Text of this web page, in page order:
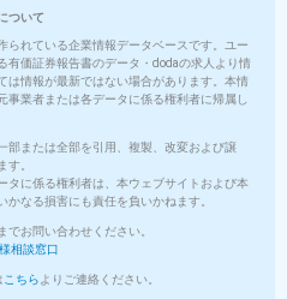
ついて
られている企業情報データベースです。ユー
有価証券報告書のデータ・dodaの求人より情
は情報が最新ではない場合があります。本情
業者または各データに係る権利者に帰属し
部または全部を引用、複製、改変および譲
す。
タに係る権利者は、本ウェブサイトおよび本
なる損害にも責任を負いかねます。
お問い合わせください。
相談窓口
こちら よりご連絡ください。